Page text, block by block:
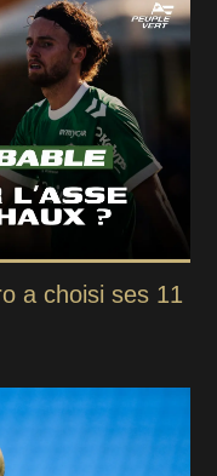
a choisi ses 11